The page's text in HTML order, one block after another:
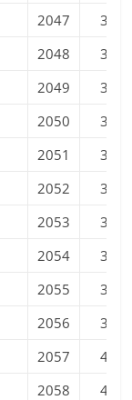
2047
387
2048
388
2049
390
2050
391
2051
393
2052
394
2053
395
2054
397
2055
398
2056
399
2057
400
2058
401